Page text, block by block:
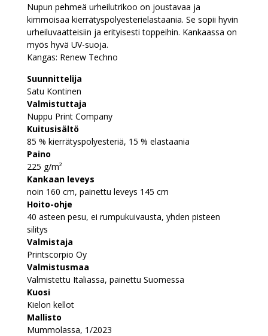
Nupun pehmeä urheilutrikoo on joustavaa ja
kimmoisaa kierrätyspolyesterielastaania. Se sopii hyvin
urheiluvaatteisiin ja erityisesti toppeihin. Kankaassa on
myös hyvä UV-suoja.
Kangas: Renew Techno
Suunnittelija
Satu Kontinen
Valmistuttaja
Nuppu Print Company
Kuitusisältö
85 % kierrätyspolyesteriä, 15 % elastaania
Paino
225 g/m²
Kankaan leveys
noin 160 cm, painettu leveys 145 cm
Hoito-ohje
40 asteen pesu, ei rumpukuivausta, yhden pisteen
silitys
Valmistaja
Printscorpio Oy
Valmistusmaa
Valmistettu Italiassa, painettu Suomessa
Kuosi
Kielon kellot
Mallisto
Mummolassa, 1/2023